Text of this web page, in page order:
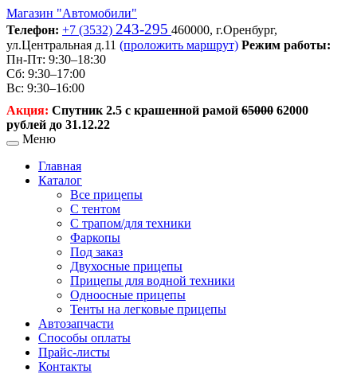
Магазин "Автомобили"
Телефон: +7 (3532) 243-295 460000, г.Оренбург,
ул.Центральная д.11 (проложить маршрут) Режим работы:
Пн-Пт: 9:30–18:30
Сб: 9:30–17:00
Вс: 9:30–16:00
Акция: Спутник 2.5 с крашенной рамой 65000 62000
рублей до 31.12.22
Меню
Главная
Каталог
Все прицепы
С тентом
С трапом/для техники
Фаркопы
Под заказ
Двухосные прицепы
Прицепы для водной техники
Одноосные прицепы
Тенты на легковые прицепы
Автозапчасти
Способы оплаты
Прайс-листы
Контакты